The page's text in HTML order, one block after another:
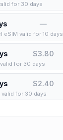
for 30 days
—
eSIM valid for 10 days
$3.80
for 30 days
$2.40
valid for 30 days